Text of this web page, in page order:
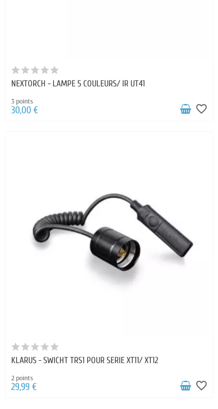
NEXTORCH - LAMPE 5 COULEURS/ IR UT41
3 points
30,00 € favorite_border
KLARUS - SWICHT TRS1 POUR SERIE XT11/ XT12
2 points
29,99 € favorite_border